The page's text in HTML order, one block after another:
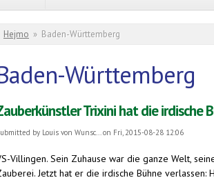
You are here
Hejmo » Baden-Württemberg
Württemberg
Trixini hat die irdische
by Louis von Wunsc...on Fri, 2015-08-28 12:06
Villingen. Sein Zuhause war die ganze Welt,
Jetzt hat er die irdische Bühne